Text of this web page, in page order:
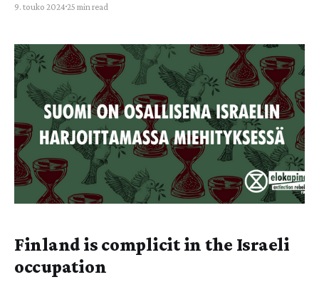
Näissä olosuhteissa haluamme lähettää teille tämän kirjeen.
Kirjeen on tarkoitus rohkaista hallitusta toimimaan ilmasto- ja
ympäristöhätätilan vaatimalla tavalla kriisin hillitsemiseksi.
Lisäksi
9. touko 2024 25 min read
Finland is complicit in the Israeli
occupation